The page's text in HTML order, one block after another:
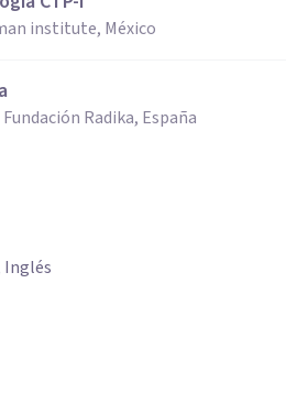
institute, México
Fundación Radika, España
Inglés